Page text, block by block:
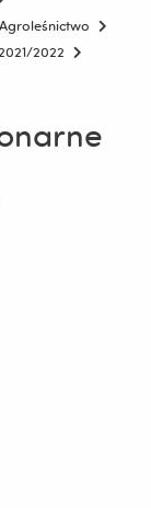
Agroleśnictwo
2022